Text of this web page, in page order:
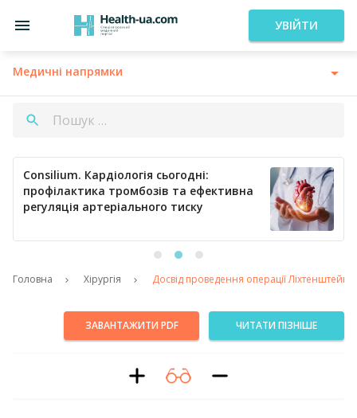
УВІЙТИ
Медичні напрямки
Consilium. Кардіологія сьогодні:
профілактика тромбозів та ефективна
регуляція артеріального тиску
Головна Хірургія Досвід проведення операції
ЗАВАНТАЖИТИ PDF ЧИТАТИ ПІЗНІШЕ